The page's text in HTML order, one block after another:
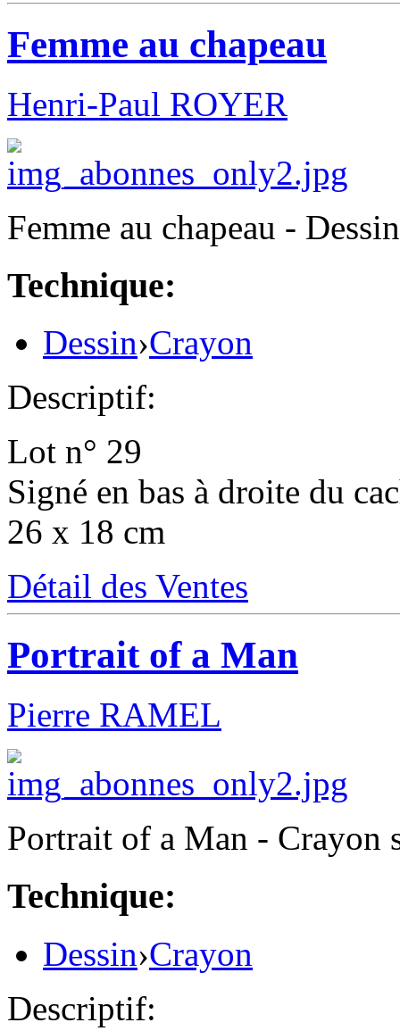
Femme au chapeau
Henri-Paul ROYER
Femme au chapeau -
Technique:
Dessin›Crayon
Descriptif:
Lot n° 29
Signé en bas à droite du
26 x 18 cm
Détail des Ventes
Portrait of a Man
Pierre RAMEL
Portrait of a Man - Crayon
Technique:
Dessin›Crayon
Descriptif: